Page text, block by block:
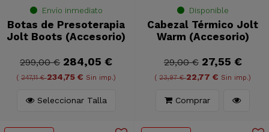
Envío inmediato
Botas de Presoterapia
Jolt Boots (Accesorio)
299,00 € 284,05 €
(247,11 €234,75 € Sin imp.)
Seleccionar Talla
Disponible
Cabezal Térmico Jolt
Warm (Accesorio)
29,00 € 27,55 €
(23,97 €22,77 € Sin imp.)
Comprar